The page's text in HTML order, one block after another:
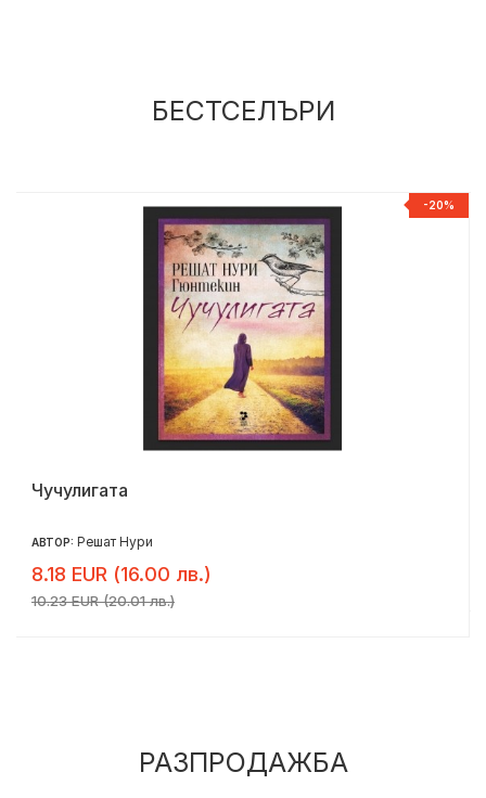
БЕСТСЕЛЪРИ
-20%
Чучулигата
АВТОР: Решат Нури
8.18 EUR (16.00 лв.)
10.23 EUR (20.01 лв.)
РАЗПРОДАЖБА